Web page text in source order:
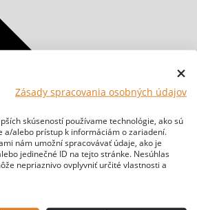
Zásady spracovania osobných údajov
skúseností používame technológie, ako sú
a/alebo prístup k informáciám o zariadení.
nám umožní spracovávať údaje, ako je
jedinečné ID na tejto stránke. Nesúhlas
nepriaznivo ovplyvniť určité vlastnosti a